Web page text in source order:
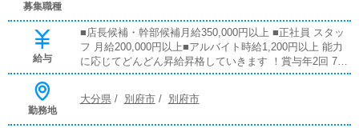
募集職種
給与
■店長候補・幹部候補月給350,000円以上 ■正社員 スタッ
フ 月給200,000円以上■アルバイト時給1,200円以上 能力
に応じてどんどん昇給昇格していきます ！賞与年2回 7
月・12月の年2回 売上歩合・大入手当てあり 月、日々の
払い可能ですので相談してください ！
勤務地
大分県 / 別府市/ 別府市